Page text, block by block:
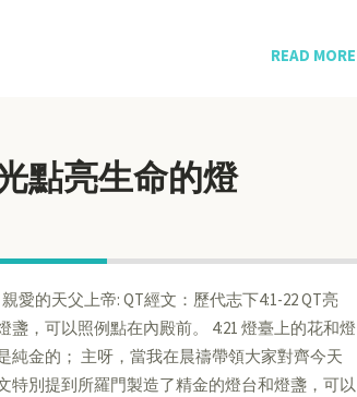
READ MORE
點亮生命的燈
愛的天父上帝: QT經文：歷代志下4:1-22 QT亮
盞，可以照例點在內殿前。 4:21 燈臺上的花和燈
純金的； 主呀，當我在晨禱帶領大家對齊今天
特別提到所羅門製造了精金的燈台和燈盞，可以